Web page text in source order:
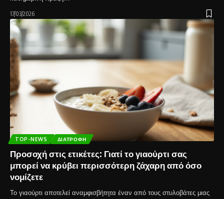
17/03/2026
TOP-NEWS ΔΙΑΤΡΟΦΉ
Προσοχή στις ετικέτες: Γιατί το γιαούρτι σας
μπορεί να κρύβει περισσότερη ζάχαρη από όσο
νομίζετε
Το γιαούρτι αποτελεί αναμφισβήτητα έναν από τους στυλοβάτες μιας